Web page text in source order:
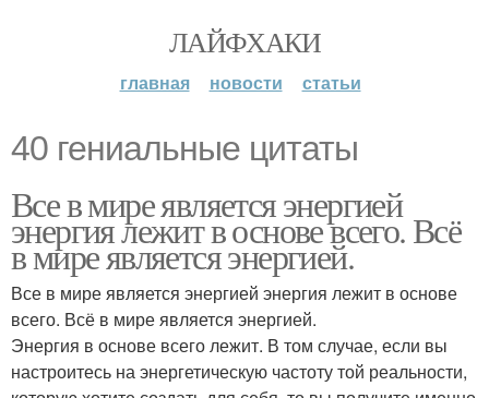
ЛАЙФХАКИ
главная новости статьи
40 гениальные цитаты
Все в мире является энергией
энергия лежит в основе всего. Всё
в мире является энергией.
Все в мире является энергией энергия лежит в основе
всего. Всё в мире является энергией.
Энергия в основе всего лежит. В том случае, если вы
настроитесь на энергетическую частоту той реальности,